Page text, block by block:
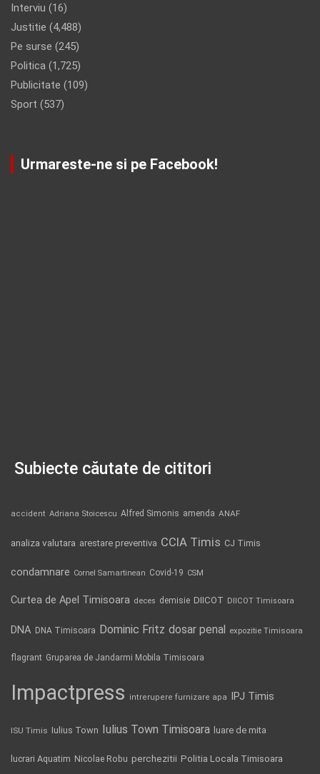
Interviu (16)
Justitie (4,488)
Pe surse (245)
Politica (1,725)
Publicitate (109)
Sport (537)
Urmareste-ne si pe Facebook!
Subiecte căutate de cititori
accident Adriana Stoicescu Alfred Simonis amenda ANAF
analiza valutara arestare preventiva CCIA Timis CJ Timis
condamnare Cornel Samartinean Covid-19 CSM
Curtea de Apel Timisoara deces demisie DIICOT DIICOT Timisoara
DNA DNA Timisoara Dominic Fritz dosar penal expozitie Timisoara
flagrant Gruparea de Jandarmi Mobila Timisoara
Impactpress intrerupere furnizare apa IPJ Timis
ISU Timis Iulius Town Iulius Town Timisoara luare de mita
lucrari Aquatim Nicolae Robu perchezitii Politia Locala Timisoara